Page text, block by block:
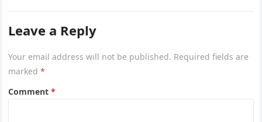
Leave a Reply
Your email address will not be published. Required fields are
marked*
Comment*